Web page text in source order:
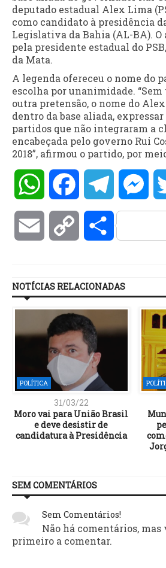
deputado estadual Alex Lima
como candidato à presidência
Legislativa da Bahia (AL-BA).
pela presidente estadual do
da Mata.
A legenda ofereceu o nome do
escolha por unanimidade.
outra pretensão, o nome do
dentro da base aliada,
partidos que não integraram a
encabeçada pelo governo Rui
2018”, afirmou o partido, por
WhatsAppFacebookTelegram
Email Copy
NOTÍCIAS RELACIONADAS
POLÍTICA
31/03/22
Moro vai para União Brasil
e deve desistir de
candidatura à Presidência
SEM COMENTÁRIOS
Sem Comentários!
Não há comentários, mas
primeiro a comentar.